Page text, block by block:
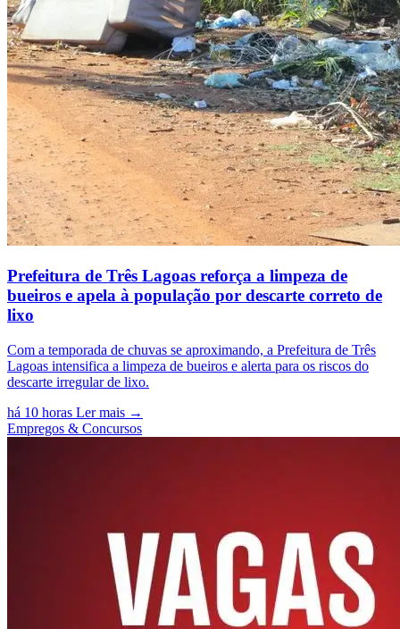
Prefeitura de Três Lagoas reforça a limpeza de
bueiros e apela à população por descarte correto de
lixo
Com a temporada de chuvas se aproximando, a Prefeitura de Três
Lagoas intensifica a limpeza de bueiros e alerta para os riscos do
descarte irregular de lixo.
há 10 horas Ler mais →
Empregos & Concursos